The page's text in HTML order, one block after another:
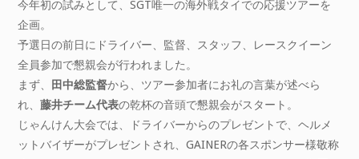
今年初の試みとして、SGT唯一の海外戦タイでの応援ツアーを
企画。
予選日の前日にドライバー、監督、スタッフ、レースクイーン
全員参加で懇親会が行われました。
まず、
田中総監督から、ツアー参加者にお礼の言葉が述べら
れ、藤井チーム代表の乾杯の音頭で懇親会がスタート。
じゃんけん大会では、ドライバーからのプレゼントで、ヘルメ
ットバイザーがプレゼントされ、GAINERの各スポンサー様敬称